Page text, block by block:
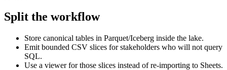
Split the workflow
Store canonical tables in Parquet/Iceberg inside the lake.
Emit bounded CSV slices for stakeholders who will not query
SQL.
Use a viewer for those slices instead of re-importing to Sheets.